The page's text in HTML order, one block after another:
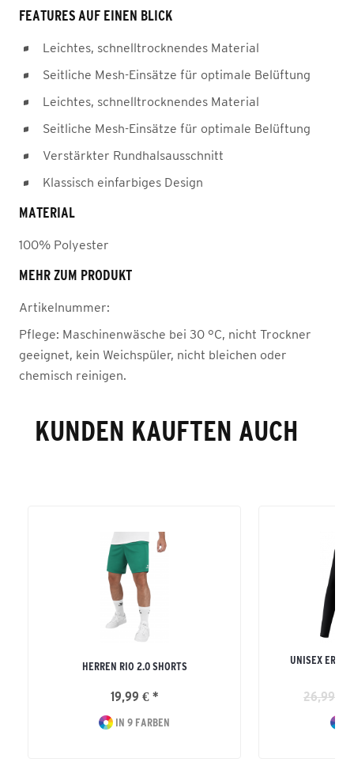
FEATURES AUF EINEN BLICK
Leichtes, schnelltrocknendes Material
Seitliche Mesh-Einsätze für optimale Belüftung
Leichtes, schnelltrocknendes Material
Seitliche Mesh-Einsätze für optimale Belüftung
Verstärkter Rundhalsausschnitt
Klassisch einfarbiges Design
MATERIAL
100% Polyester
MEHR ZUM PRODUKT
Artikelnummer:
Pflege: Maschinenwäsche bei 30 °C, nicht Trockner
geeignet, kein Weichspüler, nicht bleichen oder
chemisch reinigen.
KUNDEN KAUFTEN AUCH
HERREN RIO 2.0 SHORTS
19,99 € *
IN 9 FARBEN
UNISEX
26,99 € *